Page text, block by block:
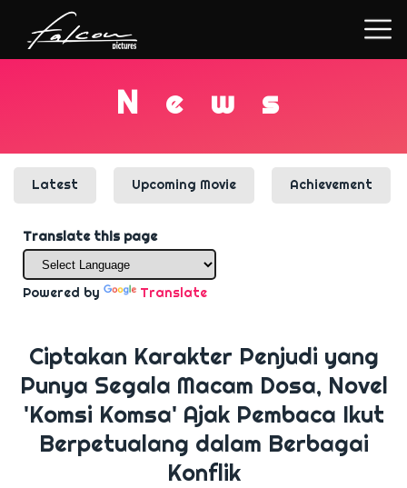
N e w s
Latest Upcoming Movie Achievement
Translate this page
Powered by Translate
Ciptakan Karakter Penjudi yang
Punya Segala Macam Dosa, Novel
'Komsi Komsa' Ajak Pembaca Ikut
Berpetualang dalam Berbagai
Konflik